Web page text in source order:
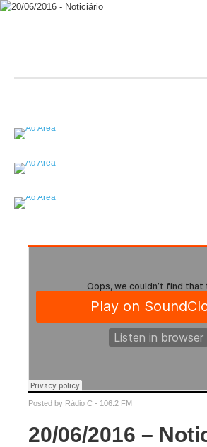
Posted by Rádio C - 106.2 FM
20/06/2016 –